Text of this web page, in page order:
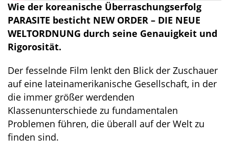
Wie der koreanische Überraschungserfolg
PARASITE besticht NEW ORDER – DIE NEUE
WELTORDNUNG durch seine Genauigkeit und
Rigorosität.
Der fesselnde Film lenkt den Blick der Zuschauer
auf eine lateinamerikanische Gesellschaft, in der
die immer größer werdenden
Klassenunterschiede zu fundamentalen
Problemen führen, die überall auf der Welt zu
finden sind.